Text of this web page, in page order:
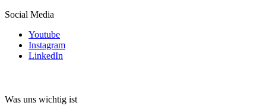
Social Media
Youtube
Instagram
LinkedIn
Was uns wichtig ist